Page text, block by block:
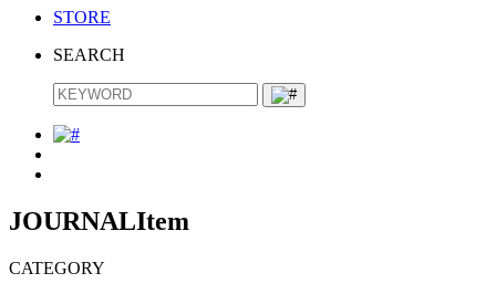
STORE
SEARCH
JOURNALItem
CATEGORY